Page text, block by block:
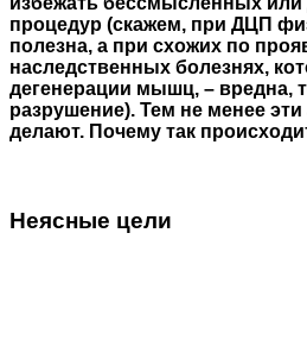
процедур (скажем, при ДЦП
полезна, а при схожих по
наследственных болезнях,
дегенерации мышц, – вредна,
разрушение). Тем не менее
делают. Почему так
Неясные цели